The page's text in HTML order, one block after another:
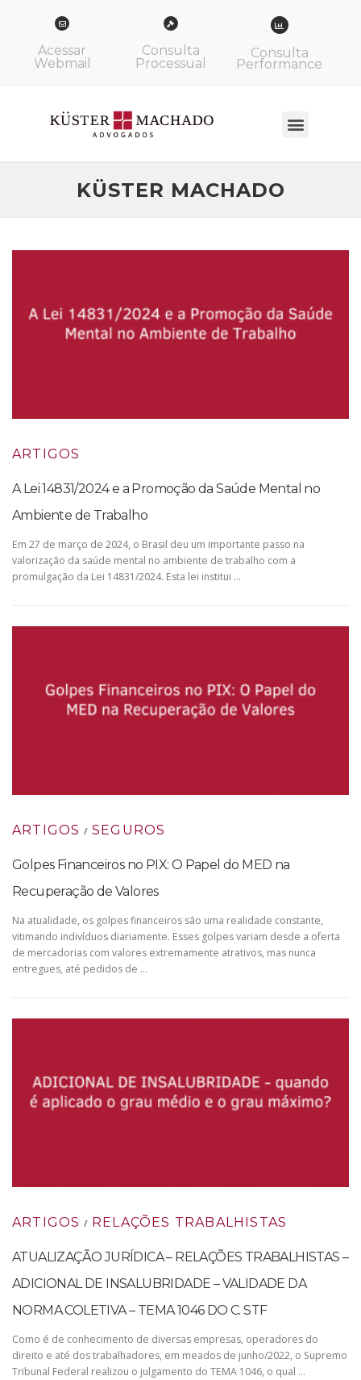
Acessar
Webmail
Consulta
Processual
Consulta
Performance
KÜSTER MACHADO
ARTIGOS
A Lei 14831/2024 e a Promoção da Saúde Mental no
Ambiente de Trabalho
Em 27 de março de 2024, o Brasil deu um importante passo na
valorização da saúde mental no ambiente de trabalho com a
promulgação da Lei 14831/2024. Esta lei institui …
ARTIGOS /SEGUROS
Golpes Financeiros no PIX: O Papel do MED na
Recuperação de Valores
Na atualidade, os golpes financeiros são uma realidade constante,
vitimando indivíduos diariamente. Esses golpes variam desde a oferta
de mercadorias com valores extremamente atrativos, mas nunca
entregues, até pedidos de …
ARTIGOS / RELAÇÕES TRABALHISTAS
ATUALIZAÇÃO JURÍDICA – RELAÇÕES TRABALHISTAS –
ADICIONAL DE INSALUBRIDADE – VALIDADE DA
NORMA COLETIVA – TEMA 1046 DO C. STF
Como é de conhecimento de diversas empresas, operadores do
direito e até dos trabalhadores, em meados de junho/2022, o Supremo
Tribunal Federal realizou o julgamento do TEMA 1046, o qual …